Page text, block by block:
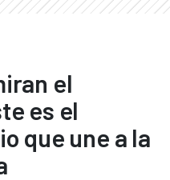
el
es el
que une a la